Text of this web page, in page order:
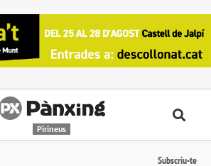
Pirineus
Subscriu-te